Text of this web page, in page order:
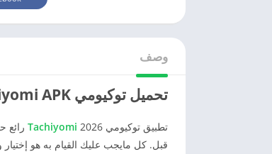
وصف
تحميل توكيومي Tachiyomi APK مجاناً 2026 للاندرويد – أحدث إصدار
تطبيق توكيومي 2026 Tachiyomi رائع